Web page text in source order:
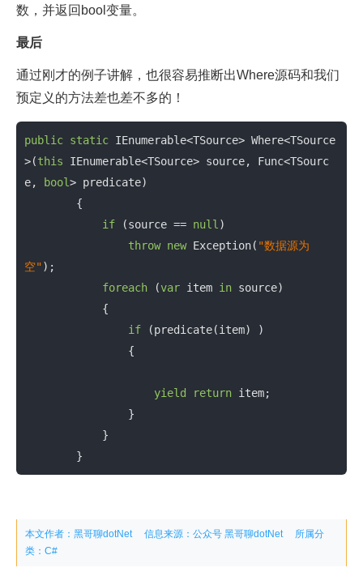
数，并返回bool变量。
最后
通过刚才的例子讲解，也很容易推断出Where源码和我们
预定义的方法差也差不多的！
public static IEnumerable<TSource> Where<TSource
>(this IEnumerable<TSource> source, Func<TSourc
e,
bool> predicate)
if (source == null )
throw new Exception( "数据源为
空");
foreach (var item in source)
if (predicate(item) )
yield return item;
        }
本文作者：黑哥聊dotNet 信息来源： 公众号 黑哥聊dotNet
所属分
类： C#